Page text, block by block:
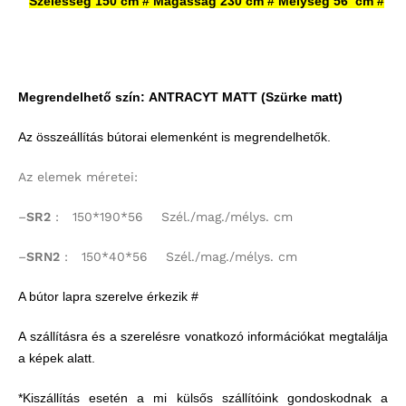
Megrendelhető szín: ANTRACYT MATT (Szürke matt)
Az összeállítás bútorai elemenként is megrendelhetők.
Az elemek méretei:
–SR2 : 150*190*56 Szél./mag./mélys. cm
–SRN2 : 150*40*56 Szél./mag./mélys. cm
A bútor lapra szerelve érkezik #
A szállításra és a szerelésre vonatkozó információkat megtalálja
a képek alatt.
*Kiszállítás esetén a mi külsős szállítóink gondoskodnak a